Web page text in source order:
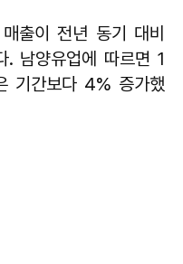
출이 전년 동기 대비
남양유업에 따르면 1
기간보다 4% 증가했